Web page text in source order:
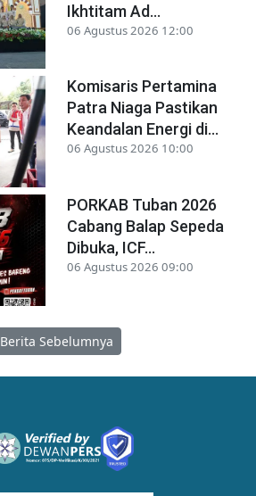
Ikhtitam Ad...
06 Agustus 2026 12:00
Komisaris Pertamina
Patra Niaga Pastikan
Keandalan Energi di...
06 Agustus 2026 10:00
PORKAB Tuban 2026
Cabang Balap Sepeda
Dibuka, ICF...
06 Agustus 2026 09:00
Berita Sebelumnya